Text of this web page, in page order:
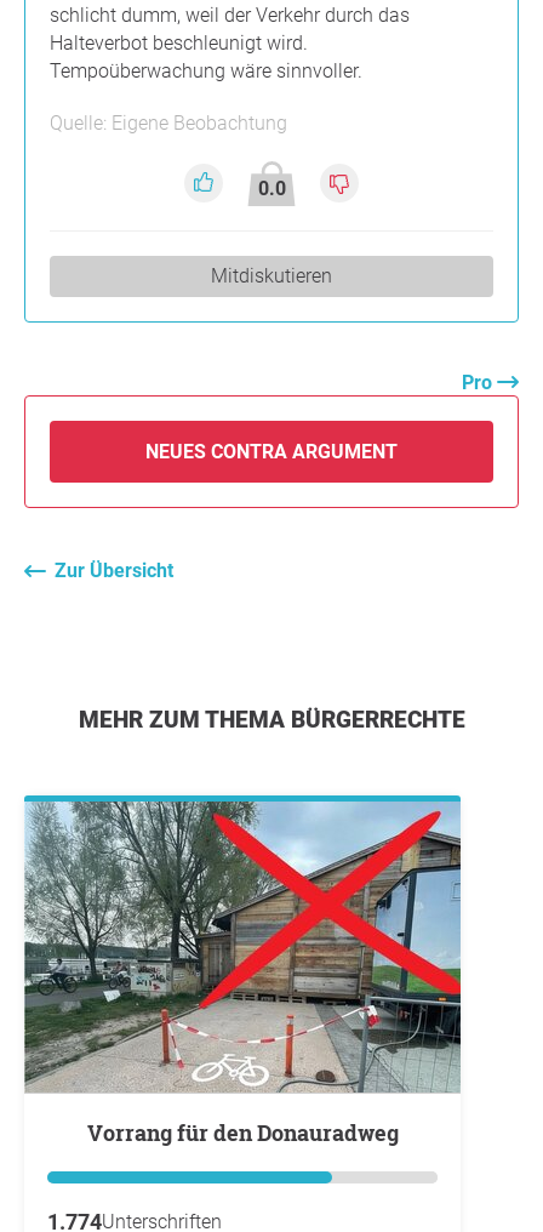
schlicht dumm, weil der Verkehr durch das
Halteverbot beschleunigt wird.
Tempoüberwachung wäre sinnvoller.
Quelle: Eigene Beobachtung
0.0
Mitdiskutieren
Pro
NEUES CONTRA ARGUMENT
Zur Übersicht
MEHR ZUM THEMA BÜRGERRECHTE
Vorrang für den Donauradweg
1.774Unterschriften